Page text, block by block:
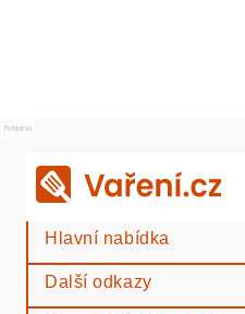
Reklama
Hlavní nabídka
Další odkazy